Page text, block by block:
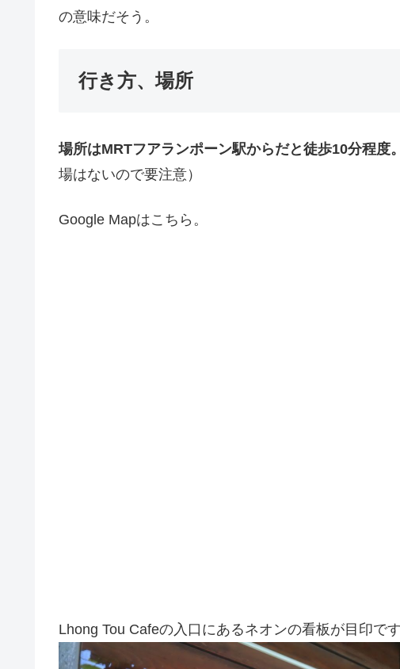
の意味だそう。
行き方、場所
場所はMRTフアランポーン駅からだと徒歩10分程度。
場はないので要注意）
Google Mapはこちら。
Lhong Tou Cafeの入口にあるネオンの看板が目印です